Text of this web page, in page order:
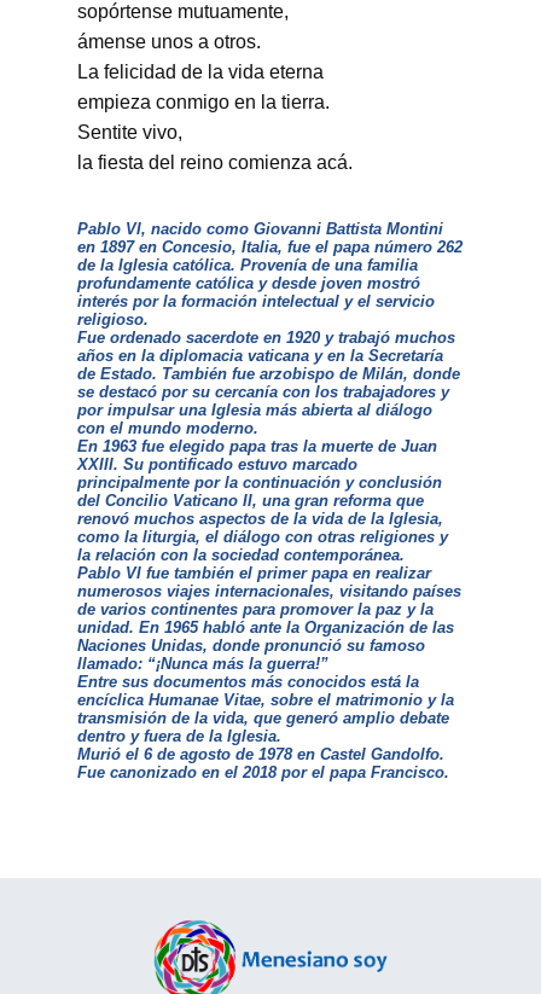
sopórtense mutuamente,
ámense unos a otros.
La felicidad de la vida eterna
empieza conmigo en la tierra.
Sentite vivo,
la fiesta del reino comienza acá.
Pablo VI, nacido como Giovanni Battista Montini
en 1897 en Concesio, Italia, fue el papa número 262
de la Iglesia católica. Provenía de una familia
profundamente católica y desde joven mostró
interés por la formación intelectual y el servicio
religioso.
Fue ordenado sacerdote en 1920 y trabajó muchos
años en la diplomacia vaticana y en la Secretaría
de Estado. También fue arzobispo de Milán, donde
se destacó por su cercanía con los trabajadores y
por impulsar una Iglesia más abierta al diálogo
con el mundo moderno.
En 1963 fue elegido papa tras la muerte de Juan
XXIII. Su pontificado estuvo marcado
principalmente por la continuación y conclusión
del Concilio Vaticano II, una gran reforma que
renovó muchos aspectos de la vida de la Iglesia,
como la liturgia, el diálogo con otras religiones y
la relación con la sociedad contemporánea.
Pablo VI fue también el primer papa en realizar
numerosos viajes internacionales, visitando países
de varios continentes para promover la paz y la
unidad. En 1965 habló ante la Organización de las
Naciones Unidas, donde pronunció su famoso
llamado: “¡Nunca más la guerra!”
Entre sus documentos más conocidos está la
encíclica Humanae Vitae, sobre el matrimonio y la
transmisión de la vida, que generó amplio debate
dentro y fuera de la Iglesia.
Murió el 6 de agosto de 1978 en Castel Gandolfo.
Fue canonizado en el 2018 por el papa Francisco.